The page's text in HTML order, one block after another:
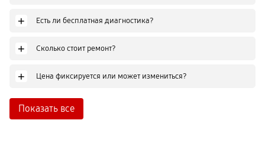
+ Есть ли бесплатная диагностика?
+ Сколько стоит ремонт?
+ Цена фиксируется или может измениться?
Показать все